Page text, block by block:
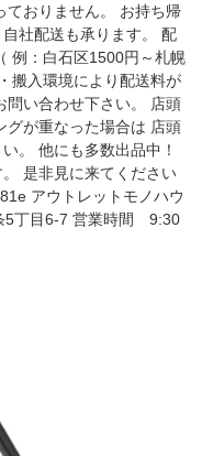
ておりません。 お持ち帰
社配送も承ります。 配
例：白石区1500円～札幌
搬入環境により配送料が
問い合わせ下さい。 店頭
グが重なった場合は 店頭
。 他にも多数出品中！
是非見に来てください
アウトレットモノハウ
5丁目6-7 営業時間 9:30